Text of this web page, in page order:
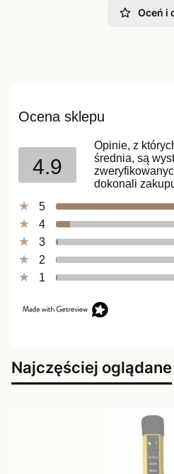
Oceń i
Ocena sklepu
4.9
Opinie, z
średnia, są
dokonali
5
4
3
2
1
Najczęściej oglądane